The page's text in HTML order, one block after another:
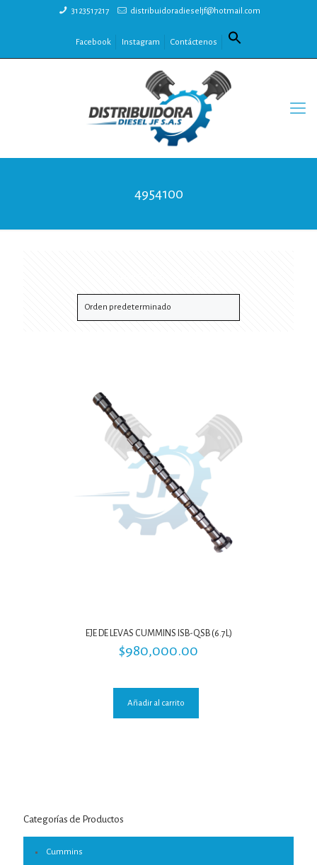
3123517217 distribuidoradieseljf@hotmail.com
Facebook Instagram Contáctenos
4954100
EJE DE LEVAS CUMMINS ISB-QSB (6.7L)
$980,000.00
Añadir al carrito
Categorías de Productos
Cummins